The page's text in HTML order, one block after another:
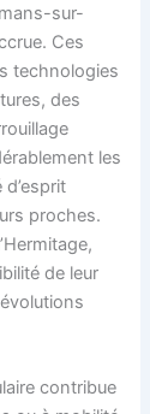
sur-
Ces
technologies
des
les
proches.
de leur
contribue